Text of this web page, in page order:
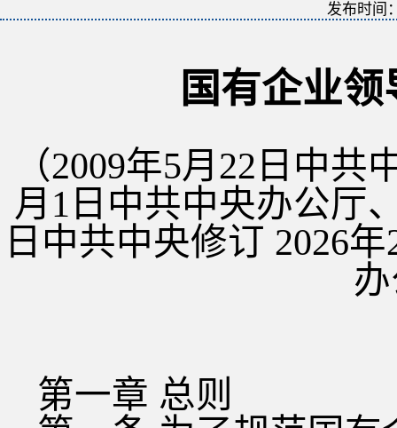
发布时间
国有企业
（2009年5月22日中
月1日中共中央办公厅
日中共中央修订 2026
第一章 总则